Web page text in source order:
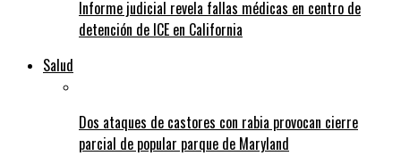
Informe judicial revela fallas médicas en centro de
detención de ICE en California
Salud
Dos ataques de castores con rabia provocan cierre
parcial de popular parque de Maryland